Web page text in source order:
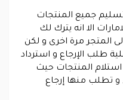
جميع المنتجات
الا انه يترك لك
المتجر مرة اخرى و لكن
طلب الإرجاع و استرداد
استلام المنتجات حيث
و تطلب منها إرجاع